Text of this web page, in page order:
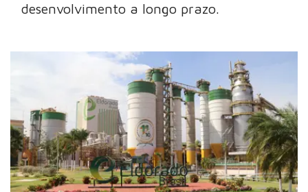
desenvolvimento a longo prazo.